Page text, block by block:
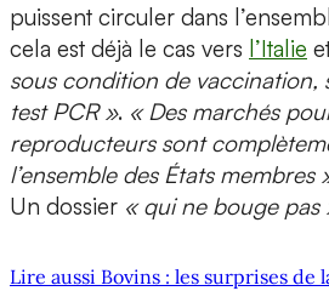
puissent circuler dans
cela est déjà le cas vers l’Italie
sous condition de vaccination,
test PCR ». « Des marchés
reproducteurs sont
l’ensemble des États membres
Un dossier « qui ne bouge pas
Lire aussi Bovins : les surprises de